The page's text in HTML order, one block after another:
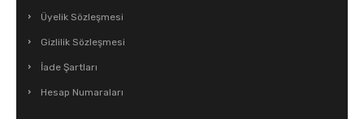
Üyelik Sözleşmesi
Gizlilik Sözleşmesi
İade Şartları
Hesap Numaraları